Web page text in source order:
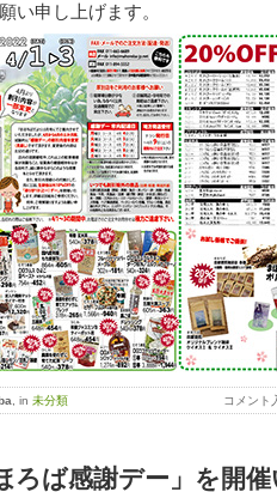
い申し上げます。
, in 未分類 コメント
ろば感謝デー」を開